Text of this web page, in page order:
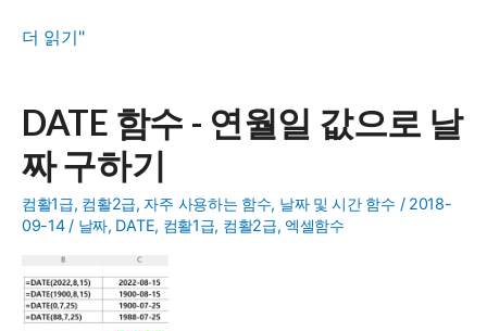
YEAR,MONTH,DAY
로
연,
월,
일
하
기
더 읽기"
DATE 함수 - 연월일 값으로 날
짜 구하기
컴활1급, 컴활2급, 자주 사용하는 함수, 날짜 및 시간 함수 / 2018-
09-14 / 날짜, DATE, 컴활1급, 컴활2급, 엑셀함수